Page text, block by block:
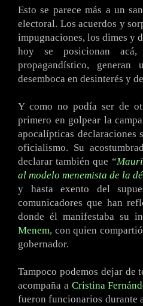
Esto se parece más a un
electoral. Los acuerdos y
impugnaciones, los dimes y
hoy se posicionan
propagandístico,
desemboca en desinterés y
Y como no podía ser de
primero en golpear la
apocalípticas declaraciones
oficialismo. Su
declarar también que “
al modelo menemista de la
y hasta exento del
comunicadores que han
donde él manifestaba su
Menem, con quien
gobernador.
Tampoco podemos dejar de
acompaña a Cristina
fueron funcionarios durante